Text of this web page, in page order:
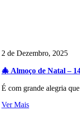
2 de Dezembro, 2025
🎄 Almoço de Natal –
É com grande alegria
Ver Mais